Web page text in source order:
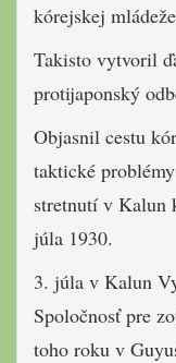
kórejskej
Takisto vytvoril
protijaponský
Objasnil cestu
taktické
stretnutí v Kalun
júla 1930.
3. júla v Kalun
Spoločnosť pre
toho roku v